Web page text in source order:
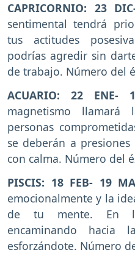
CAPRICORNIO: 23
sentimental tendrá
tus actitudes
podrías agredir sin
de trabajo. Número del
ACUARIO: 22 ENE-
magnetismo
personas
se deberán a
con calma. Número del
PISCIS: 18 FEB- 19
emocionalmente y la
de tu mente. En
encaminando hacia
esforzándote. Número